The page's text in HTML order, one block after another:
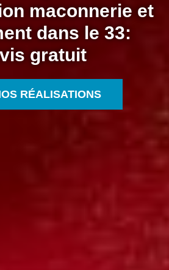
maconnerie et
dans le 33:
gratuit
RÉALISATIONS